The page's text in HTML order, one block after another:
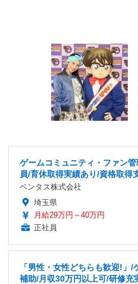
ゲームコミュニティ・ファン
員/育休取得実績あり/資格取得
ベンタス株式会社
埼玉県
月給29万円～40万円
正社員
「男性・女性どちらも歓迎!」
補助/月収30万円以上可/研修充